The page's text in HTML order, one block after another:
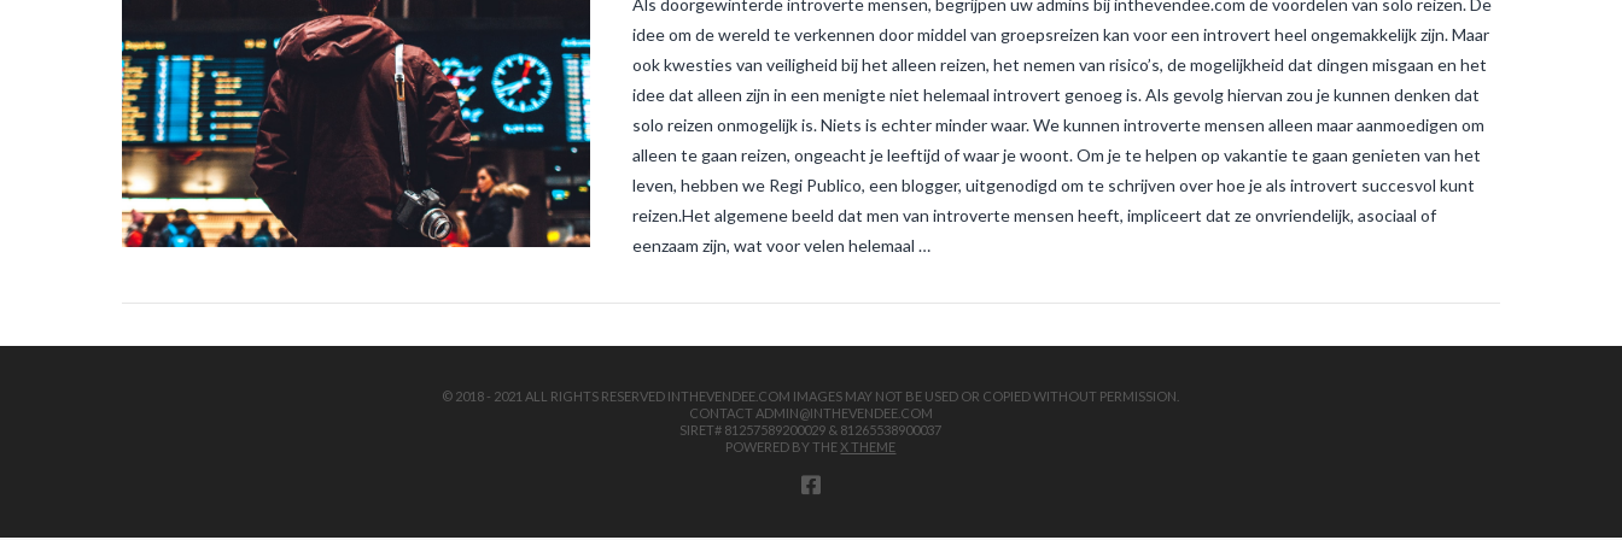
muggenbeten en
tijgermuggenbeten? Welke
strategieën zijn er gepland om
tijgermuggen uit te roeien?
in-frankrijk wonen-vendee
Als doorgewinterde introverte mensen, begrijpen uw admins bij inthevendee.com de voordelen van solo reizen. De
idee om de wereld te verkennen door middel van groepsreizen kan voor een introvert heel ongemakkelijk zijn. Maar
ook kwesties van veiligheid bij het alleen reizen, het nemen van risico’s, de mogelijkheid dat dingen misgaan en het
idee dat alleen zijn in een menigte niet helemaal introvert genoeg is. Als gevolg hiervan zou je kunnen denken dat
solo reizen onmogelijk is. Niets is echter minder waar. We kunnen introverte mensen alleen maar aanmoedigen om
alleen te gaan reizen, ongeacht je leeftijd of waar je woont. Om je te helpen op vakantie te gaan genieten van het
leven, hebben we Regi Publico, een blogger, uitgenodigd om te schrijven over hoe je als introvert succesvol kunt
reizen.Het algemene beeld dat men van introverte mensen heeft, impliceert dat ze onvriendelijk, asociaal of
eenzaam zijn, wat voor velen helemaal …
© 2018 - 2021 ALL RIGHTS RESERVED INTHEVENDEE.COM IMAGES MAY NOT BE USED OR COPIED WITHOUT PERMISSION.
CONTACT ADMIN@INTHEVENDEE.COM
SIRET# 81257589200029 & 81265538900037
POWERED BY THEX THEME